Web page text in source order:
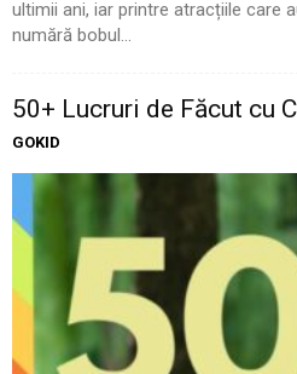
ultimii ani, iar printre atracțiile care
numără bobul...
50+ Lucruri de Făcut cu
GOKID